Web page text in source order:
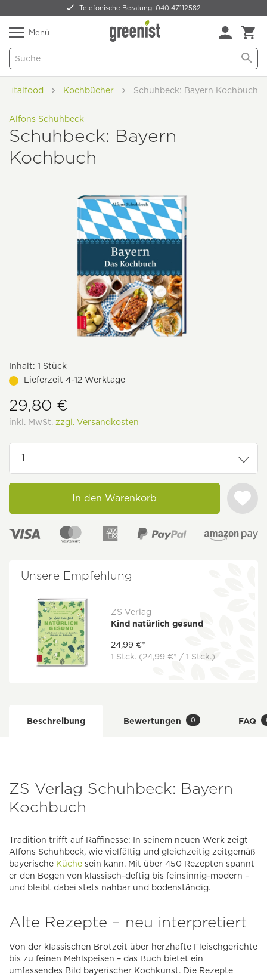
Telefonische Beratung: 040 47112582
Natürlich Pflanzlich Lecker
Menü
Vitalfood Kochbücher Schuhbeck: Bayern Kochbuch
Alfons Schuhbeck
Schuhbeck: Bayern
Kochbuch
Inhalt: 1 Stück
Lieferzeit 4-12 Werktage
29,80 €
inkl. MwSt. zzgl. Versandkosten
In den Warenkorb
Unsere Empfehlung
ZS Verlag
Kind natürlich gesund
24,99 €*
1 Stck. (24,99 €* / 1 Stck.)
Beschreibung Bewertungen 0 FAQ
ZS Verlag Schuhbeck: Bayern
Kochbuch
Tradition trifft auf Raffinesse: In seinem neuen Werk zeigt
Alfons Schuhbeck, wie vielfältig und gleichzeitig zeitgemäß
bayerische Küche sein kann. Mit über 450 Rezepten spannt
er den Bogen von klassisch-deftig bis feinsinnig-modern –
und bleibt dabei stets nahbar und bodenständig.
Alte Rezepte – neu interpretiert
Von der klassischen Brotzeit über herzhafte Fleischgerichte
bis zu feinen Mehlspeisen – das Buch bietet ein
umfassendes Bild bayerischer Kochkunst. Die Rezepte